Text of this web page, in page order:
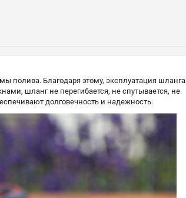
полива. Благодаря этому, эксплуатация шланга
шланг не перегибается, не спутывается, не
долговечность и надежность.